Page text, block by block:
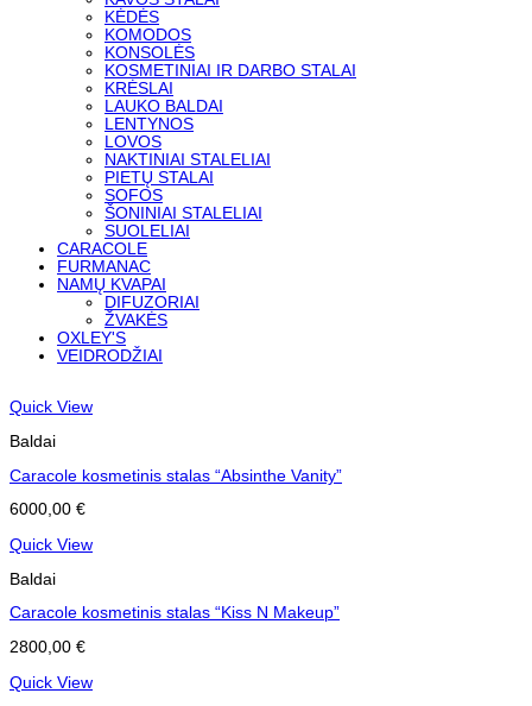
KĖDĖS
KOMODOS
KONSOLĖS
KOSMETINIAI IR DARBO STALAI
KRĖSLAI
LAUKO BALDAI
LENTYNOS
LOVOS
NAKTINIAI STALELIAI
PIETŲ STALAI
SOFOS
ŠONINIAI STALELIAI
SUOLELIAI
CARACOLE
FURMANAC
NAMŲ KVAPAI
DIFUZORIAI
ŽVAKĖS
OXLEY'S
VEIDRODŽIAI
Quick View
Baldai
Caracole kosmetinis stalas “Absinthe Vanity”
6000,00 €
Quick View
Baldai
Caracole kosmetinis stalas “Kiss N Makeup”
2800,00 €
Quick View